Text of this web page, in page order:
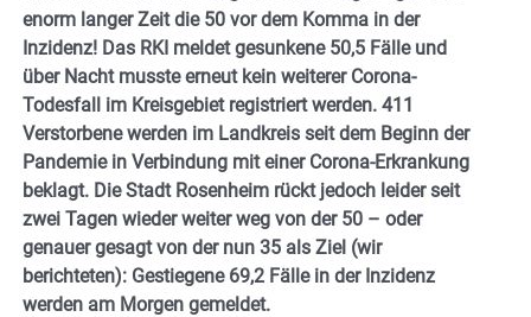
enorm langer Zeit die 50 vor dem Komma in der
Inzidenz! Das RKI meldet gesunkene 50,5 Fälle und
über Nacht musste erneut kein weiterer Corona-
Todesfall im Kreisgebiet registriert werden. 411
Verstorbene werden im Landkreis seit dem Beginn der
Pandemie in Verbindung mit einer Corona-Erkrankung
beklagt. Die Stadt Rosenheim rückt jedoch leider seit
zwei Tagen wieder weiter weg von der 50 – oder
genauer gesagt von der nun 35 als Ziel (wir
berichteten): Gestiegene 69,2 Fälle in der Inzidenz
werden am Morgen gemeldet.